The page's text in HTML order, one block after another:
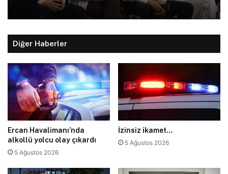
Diğer Haberler
Ercan Havalimanı’nda
alkollü yolcu olay çıkardı
5 Ağustos 2026
İzinsiz ikamet…
5 Ağustos 2026